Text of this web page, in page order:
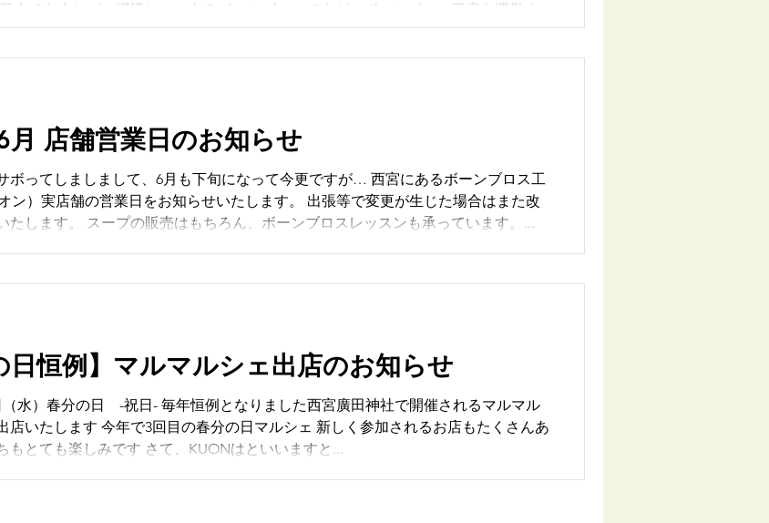
日本でも少しづつ浸透しつつあるボーンブロスですが、ボーンブロス工房を運営す
まだまだ認知度が低いな」と感じています。 お店を訪ねてくださる方の多くは体
店舗営業日のお知らせ
ボってしましまして、6月も下旬になって今更ですが… 西宮にあるボーンブロス工
ン）実店舗の営業日をお知らせいたします。 出張等で変更が生じた場合はまた改
たします。 スープの販売はもちろん、ボーンブロスレッスンも承っています。...
日恒例】マルマルシェ出店のお知らせ
（水）春分の日 -祝日- 毎年恒例となりました西宮廣田神社で開催されるマルマル
店いたします 今年で3回目の春分の日マルシェ 新しく参加されるお店もたくさんあ
もとても楽しみです さて、KUONはといいますと...